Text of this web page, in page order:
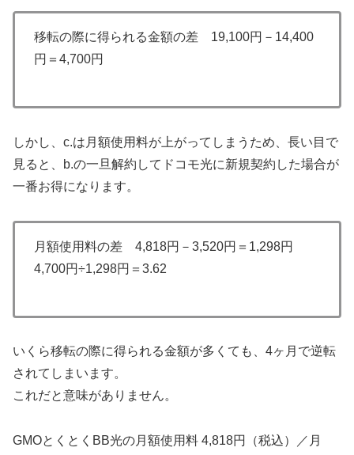
移転の際に得られる金額の差 19,100円－14,400
円＝4,700円
しかし、c.は月額使用料が上がってしまうため、長い目で
見ると、b.の一旦解約してドコモ光に新規契約した場合が
一番お得になります。
月額使用料の差 4,818円－3,520円＝1,298円
4,700円÷1,298円＝3.62
いくら移転の際に得られる金額が多くても、4ヶ月で逆転
されてしまいます。
これだと意味がありません。
GMOとくとくBB光の月額使用料 4,818円（税込）／月